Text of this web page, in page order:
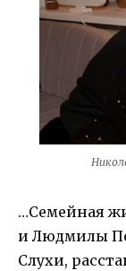
…Семейная
и Людмилы
Слухи,